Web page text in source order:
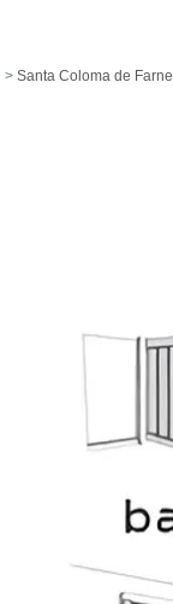
Santa Coloma de